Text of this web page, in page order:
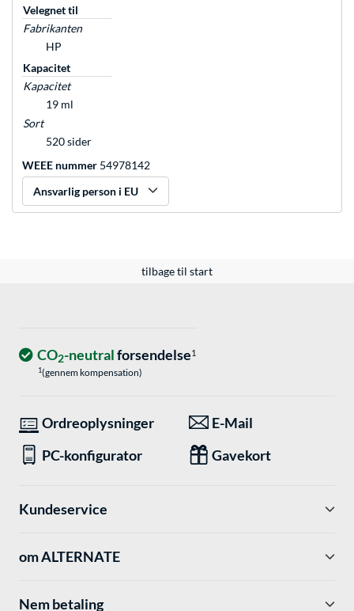
Velegnet til
Fabrikanten
HP
Kapacitet
Kapacitet
19 ml
Sort
520 sider
WEEE nummer 54978142
Ansvarlig person i EU
tilbage til start
CO2-neutralforsendelse1
1(gennem kompensation)
Ordreoplysninger
E-Mail
PC-konfigurator
Gavekort
Kundeservice
om ALTERNATE
Nem betaling